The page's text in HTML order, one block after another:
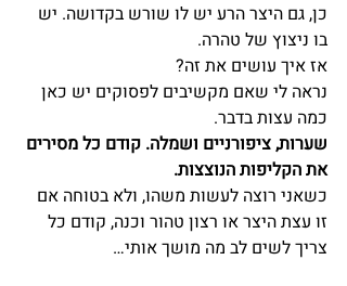
כן, גם היצר הרע יש לו שורש בקדושה. יש
בו ניצוץ של טהרה.
אז איך עושים את זה?
נראה לי שאם מקשיבים לפסוקים יש כאן
כמה עצות בדבר.
שערות, ציפורניים ושמלה. קודם כל מסירים
את הקליפות הנוצצות.
כשאני רוצה לעשות משהו, ולא בטוחה אם
זו עצת היצר או רצון טהור וכנה, קודם כל
צריך לשים לב מה מושך אותי…